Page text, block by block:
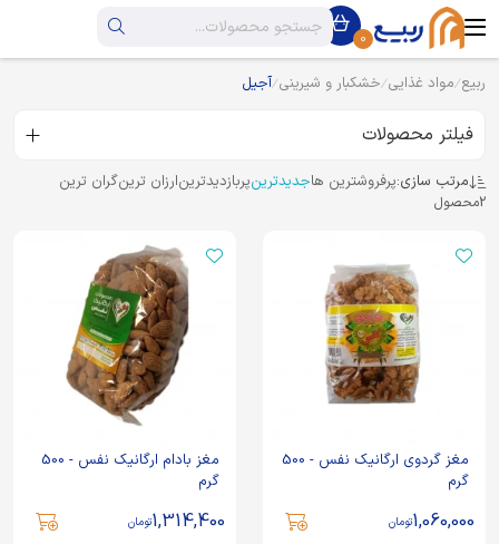
0
ربیع مواد غذایی خشکبار و شیرینی آجیل
فیلتر محصولات
مرتب سازی:پرفروشترین هاجدیدترینپربازدیدترینارزان ترینگران ترین
2محصول
مغز گردوی ارگانیک نفس - 500
گرم
1,060,000تومان
مغز بادام ارگانیک نفس - 500
گرم
1,314,400تومان